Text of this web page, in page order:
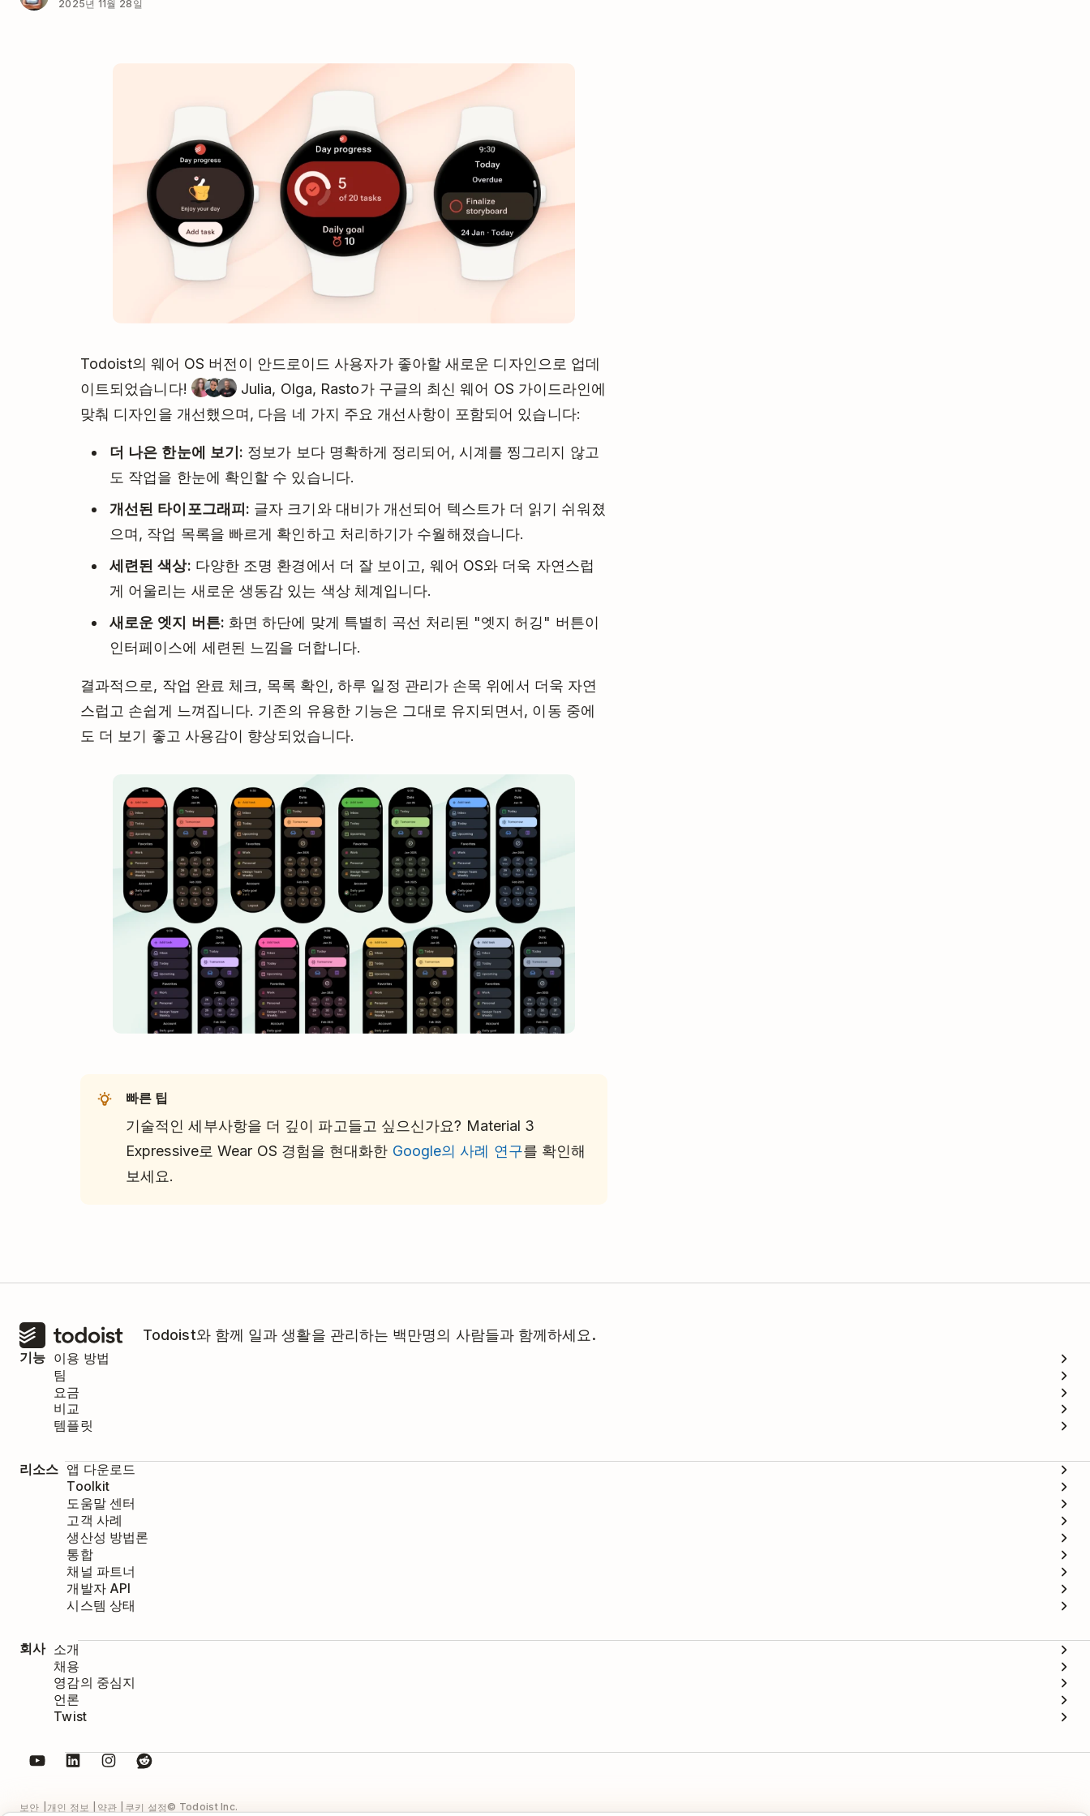
2025년 11월 28일
Todoist의 웨어 OS 버전이 안드로이드 사용자가 좋아할 새로운 디자인으로 업데
이트되었습니다!
Julia, Olga, Rasto가 구글의 최신 웨어 OS 가이드라인에
맞춰 디자인을 개선했으며, 다음 네 가지 주요 개선사항이 포함되어 있습니다:
더 나은 한눈에 보기: 정보가 보다 명확하게 정리되어, 시계를 찡그리지 않고
도 작업을 한눈에 확인할 수 있습니다.
개선된 타이포그래피: 글자 크기와 대비가 개선되어 텍스트가 더 읽기 쉬워졌
으며, 작업 목록을 빠르게 확인하고 처리하기가 수월해졌습니다.
세련된 색상: 다양한 조명 환경에서 더 잘 보이고, 웨어 OS와 더욱 자연스럽
게 어울리는 새로운 생동감 있는 색상 체계입니다.
새로운 엣지 버튼: 화면 하단에 맞게 특별히 곡선 처리된 "엣지 허깅" 버튼이
인터페이스에 세련된 느낌을 더합니다.
결과적으로, 작업 완료 체크, 목록 확인, 하루 일정 관리가 손목 위에서 더욱 자연
스럽고 손쉽게 느껴집니다. 기존의 유용한 기능은 그대로 유지되면서, 이동 중에
도 더 보기 좋고 사용감이 향상되었습니다.
빠른 팁
기술적인 세부사항을 더 깊이 파고들고 싶으신가요? Material 3
Expressive로 Wear OS 경험을 현대화한 Google의 사례 연구를 확인해
보세요.
Todoist와 함께 일과 생활을 관리하는 백만명의 사람들과 함께하세요.
기능 이용 방법
팀
요금
비교
템플릿
리소스 앱 다운로드
Toolkit
도움말 센터
고객 사례
생산성 방법론
통합
채널 파트너
개발자 API
시스템 상태
회사 소개
채용
영감의 중심지
언론
Twist
보안 개인 정보 약관 쿠키 설정© Todoist Inc.